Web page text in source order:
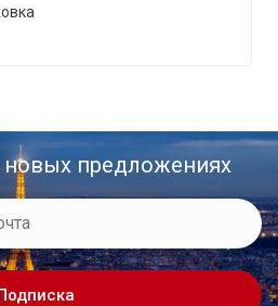
предложениях